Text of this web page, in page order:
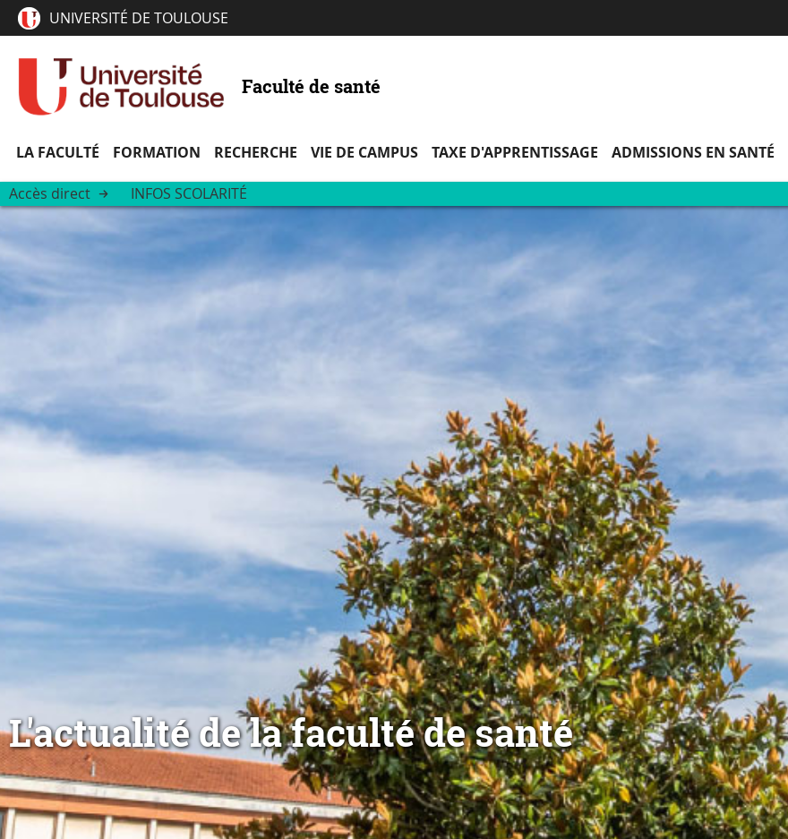
au
directs
UNIVERSITÉ DE TOULOUSE
Faculté de santé
LA FACULTÉ FORMATION RECHERCHE VIE DE CAMPUS TAXE D'APPRENTISSAGE ADMISSIONS EN SANTÉ
Accès direct INFOS SCOLARITÉ
L'actualité de la faculté de santé